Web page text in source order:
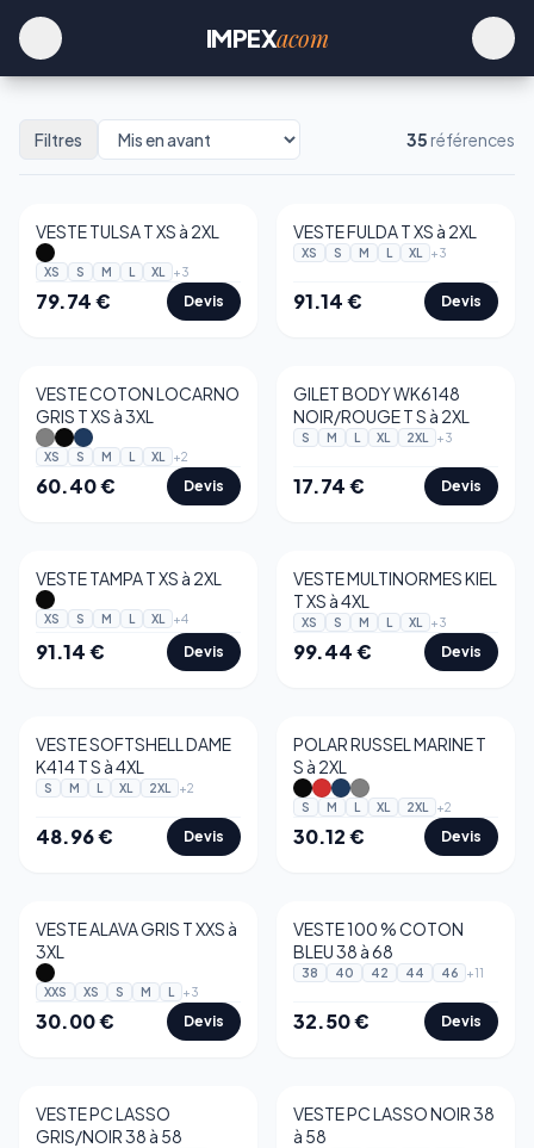
IMPEXacom
Filtres 35 références
VESTE TULSA T XS à 2XL
XS S M L XL +3
79.74€ Devis
VESTE FULDA T XS à 2XL
XS S M L XL +3
91.14€ Devis
VESTE COTON LOCARNO
GRIS T XS à 3XL
XS S M L XL +2
60.40€ Devis
GILET BODY WK6148
NOIR/ROUGE T S à 2XL
S M L XL 2XL +3
17.74€ Devis
VESTE TAMPA T XS à 2XL
XS S M L XL +4
91.14€ Devis
VESTE MULTINORMES KIEL
T XS à 4XL
XS S M L XL +3
99.44€ Devis
VESTE SOFTSHELL DAME
K414 T S à 4XL
S M L XL 2XL +2
48.96€ Devis
POLAR RUSSEL MARINE T
S à 2XL
S M L XL 2XL +2
30.12€ Devis
VESTE ALAVA GRIS T XXS à
3XL
XXS XS S M L +3
30.00€ Devis
VESTE 100 % COTON
BLEU 38 à 68
38 40 42 44 46 +11
32.50€ Devis
VESTE PC LASSO
GRIS/NOIR 38 à 58
VESTE PC LASSO NOIR 38
à 58